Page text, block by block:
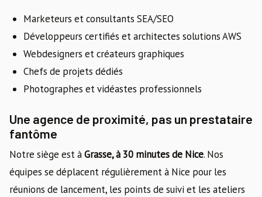
Marketeurs et consultants SEA/SEO
Développeurs certifiés et architectes solutions AWS
Webdesigners et créateurs graphiques
Chefs de projets dédiés
Photographes et vidéastes professionnels
Une agence de proximité, pas un prestataire
fantôme
Notre siège est àGrasse, à 30 minutes de Nice. Nos
équipes se déplacent régulièrement à Nice pour les
réunions de lancement, les points de suivi et les ateliers